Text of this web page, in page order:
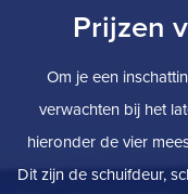
Prijzen
Om je een
verwachten bij het
hieronder de vier
Dit zijn de schuifdeur,